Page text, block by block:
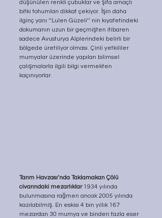
düşünülen renkli çubuklar ve şifa amaçlı
bitki tohumları dikkat çekiyor. İşin daha
ilginç yanı ‘’Lulen Güzeli’’ nin kıyafetindeki
dokumanın uzun bir geçmişten itibaren
sadece Avusturya Alplerindeki belirli bir
bölgede üretiliyor olması. Çinli yetkililer
mumyalar üzerinde yapılan bilimsel
çalışmalarla ilgili bilgi vermekten
kaçınıyorlar.
Tarım Havzası’nda Taklamakan Çölü
civarındaki mezarlıklar 1934 yılında
bulunmasına rağmen ancak 2005 yılında
kazılabilmiş. En eskisi 4 bin yıllık 167
mezardan 30 mumya ve binden fazla eser